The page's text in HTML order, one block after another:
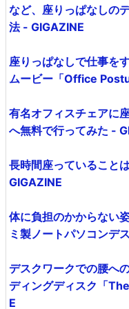
など、座りっぱなしの
法 - GIGAZINE
座りっぱなしで仕事を
ムービー「Office
有名オフィスチェアに
へ無料で行ってみた -
長時間座っていること
GIGAZINE
体に負担のかからない
ミ製ノートパソコンデ
デスクワークでの腰へ
ディングディスク「
E